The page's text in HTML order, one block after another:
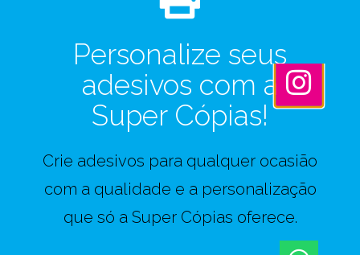
Personalize seus
adesivos com a
Super Cópias!
Crie adesivos para qualquer ocasião
com a qualidade e a personalização
que só a Super Cópias oferece.